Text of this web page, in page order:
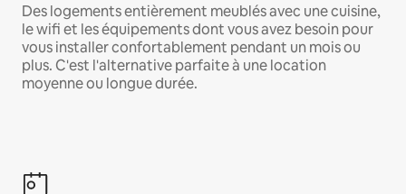
Des logements entièrement meublés avec une cuisine,
le wifi et les équipements dont vous avez besoin pour
vous installer confortablement pendant un mois ou
plus. C'est l'alternative parfaite à une location
moyenne ou longue durée.